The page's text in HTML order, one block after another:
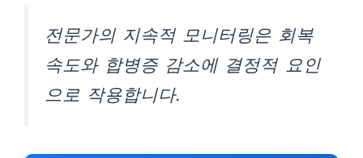
전문가의 지속적 모니터링은 회복
속도와 합병증 감소에 결정적 요인
으로 작용합니다.